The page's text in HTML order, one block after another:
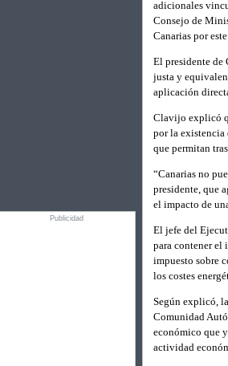
Publicidad
adicionales
Consejo de
Canarias por
El presidente de
justa y
aplicación
Clavijo explicó
por la existencia
que permitan
“Canarias no
presidente, que
el impacto de
El jefe del
para contener el
impuesto sobre
los costes
Según explicó,
Comunidad
económico que
actividad